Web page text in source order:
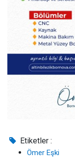
Etiketler :
Ömer Eşki